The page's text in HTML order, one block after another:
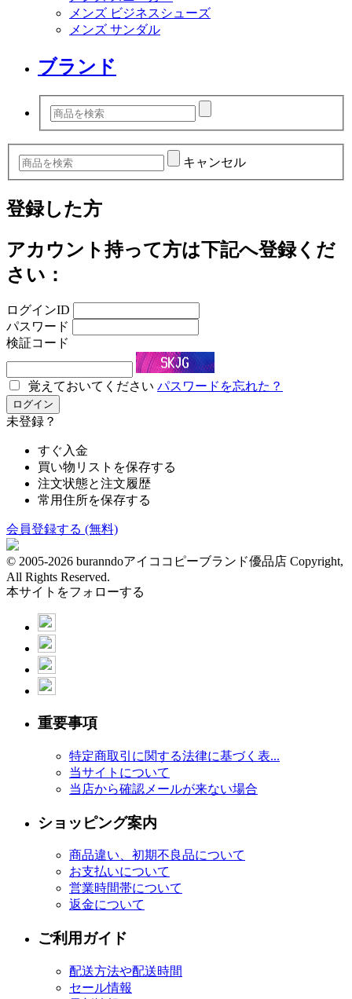
メンズ ビジネスシューズ
メンズ サンダル
ブランド
キャンセル
登録した方
アカウント持って方は下記へ登録くだ
さい：
ログインID
パスワード
検証コード
覚えておいてください パスワードを忘れた？
未登録？
すぐ入金
買い物リストを保存する
注文状態と注文履歴
常用住所を保存する
会員登録する (無料)
© 2005-2026 buranndoアイココピーブランド優品店 Copyright,
All Rights Reserved.
本サイトをフォローする
重要事項
特定商取引に関する法律に基づく表...
当サイトについて
当店から確認メールが来ない場合
ショッピング案内
商品違い、初期不良品について
お支払いについて
営業時間帯について
返金について
ご利用ガイド
配送方法や配送時間
セール情報